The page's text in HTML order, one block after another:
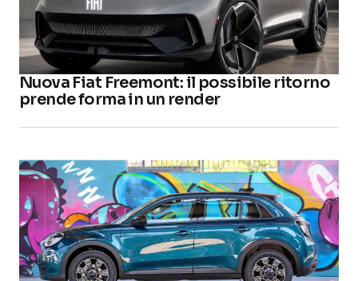
Nuova Fiat Freemont: il possibile ritorno
prende forma in un render